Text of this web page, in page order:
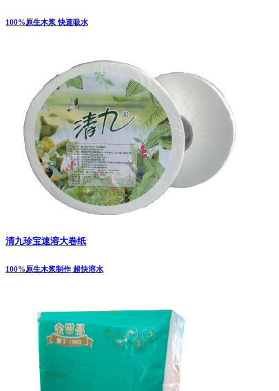
100%原生木浆 快速吸水
清九珍宝速溶大卷纸
100%原生木浆制作 超快溶水